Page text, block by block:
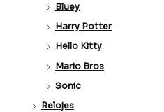
Bluey
Harry Potter
Hello Kitty
Mario Bros
Sonic
Relojes